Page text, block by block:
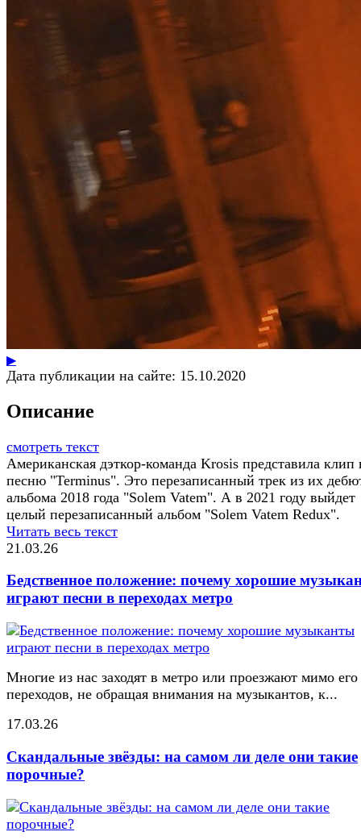
▶
Дата публикации на сайте: 15.10.2020
Описание
смотреть текст
Американская дэткор-команда Krosis представила клип
песню "Terminus". Это перезаписанный трек из их
альбома 2018 года "Solem Vatem". А в 2021 году выйдет
целый перезаписанный альбом "Solem Vatem Redux".
Читать весь текст
21.03.26
Бедственное положение: почему хорошие
играют песни в переходах метро
Многие из нас заходят в метро или проезжают мимо его
переходов, не обращая внимания на музыкантов, к...
17.03.26
Скандальные звёзды: на самом ли деле они такие
порочные?